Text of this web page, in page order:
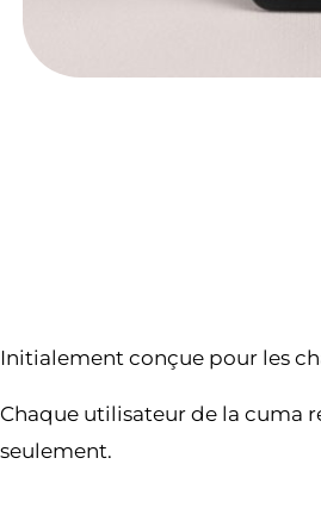
Initialement conçue pour les
Chaque utilisateur de la cuma
seulement.